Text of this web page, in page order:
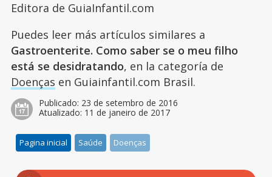
Editora de GuiaInfantil.com
Puedes leer más artículos similares a
Gastroenterite. Como saber se o meu filho
está se desidratando, en la categoría de
Doenças en Guiainfantil.com Brasil.
Publicado: 23 de setembro de 2016
Atualizado: 11 de janeiro de 2017
Pagina inicial Saúde Doenças